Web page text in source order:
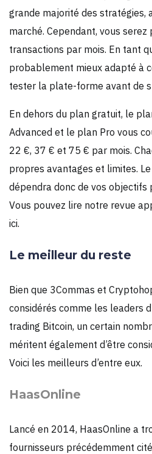
grande majorité des stratégies,
marché. Cependant, vous
transactions par mois. En tant
probablement mieux adapté à
tester la plate-forme avant de
En dehors du plan gratuit, le
Advanced et le plan Pro vous
22 €, 37 € et 75 € par mois.
propres avantages et limites.
dépendra donc de vos objectifs
Vous pouvez lire notre revue
ici.
Le meilleur du reste
Bien que 3Commas et
considérés comme les leaders
trading Bitcoin, un certain
méritent également d’être
Voici les meilleurs d’entre eux.
HaasOnline
Lancé en 2014, HaasOnline a
fournisseurs précédemment